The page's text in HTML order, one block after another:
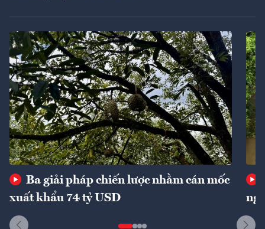
Ba giải pháp chiến lược nhằm cán mốc
xuất khẩu 74 tỷ USD